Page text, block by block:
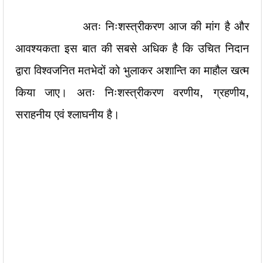
अतः निःशस्त्रीकरण आज की मांग है और
आवश्यकता इस बात की सबसे अधिक है कि उचित निदान
द्वारा विश्वजनित मतभेदों को भुलाकर अशान्ति का माहौल खत्म
किया जाए। अतः निःशस्त्रीकरण वरणीय, ग्रहणीय,
सराहनीय एवं श्लाघनीय है।